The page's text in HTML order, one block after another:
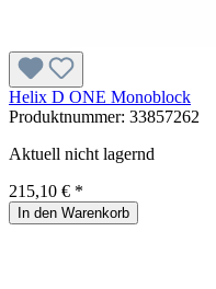
Helix D ONE Monoblock
Produktnummer: 33857262
Aktuell nicht lagernd
215,10 € *
In den Warenkorb